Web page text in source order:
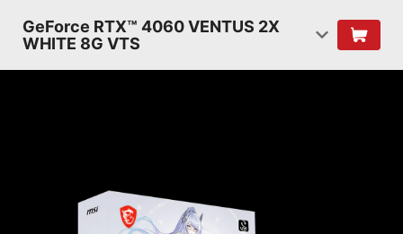
GeForce RTX™ 4060 VENTUS 2X
WHITE 8G VTS